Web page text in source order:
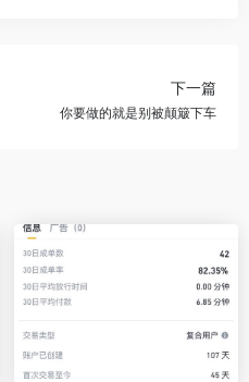
下一篇
你要做的就是别被颠簸下车